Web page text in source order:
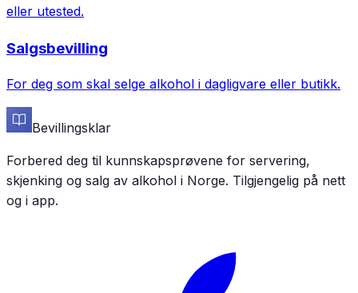
eller utested.
Salgsbevilling
For deg som skal selge alkohol i dagligvare eller butikk.
Bevillingsklar
Forbered deg til kunnskapsprøvene for servering,
skjenking og salg av alkohol i Norge. Tilgjengelig på nett
og i app.